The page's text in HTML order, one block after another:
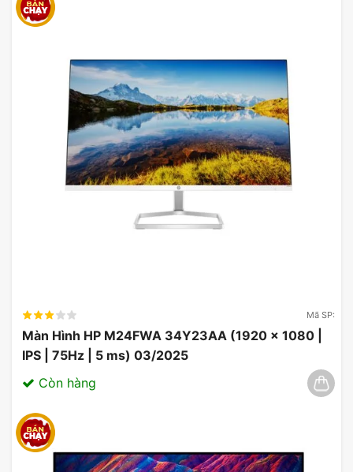
XG32VQ không chỉ tạo điểm nhấn mà còn
người dùng. Khả năng điều chỉnh góc
nghiêng, độ cao và xoay của màn hình giúp
tối ưu hóa sự thoải mái trong quá trình sử
Mã SP:
Màn Hình HP M24FWA 34Y23AA (1920 x 1080 |
IPS | 75Hz | 5 ms) 03/2025
Còn hàng